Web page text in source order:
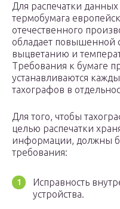
Для распечатки
термобумага
отечественного
обладает повышенной
выцветанию и
Требования к бумаге
устанавливаются
тахографов в
Для того, чтобы
целью распечатки
информации, должны
требования:
Исправность
устройства.